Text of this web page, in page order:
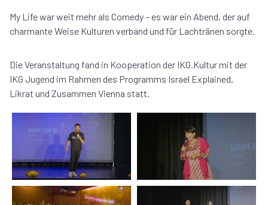
My Life war weit mehr als Comedy – es war ein Abend, der auf
charmante Weise Kulturen verband und für Lachtränen sorgte.
Die Veranstaltung fand in Kooperation der IKG.Kultur mit der
IKG Jugend im Rahmen des Programms Israel Explained,
Likrat und Zusammen Vienna statt.